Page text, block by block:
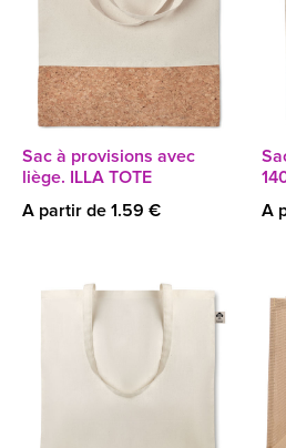
Sac à provisions avec
liège. ILLA TOTE
A partir de 1.59 €
A